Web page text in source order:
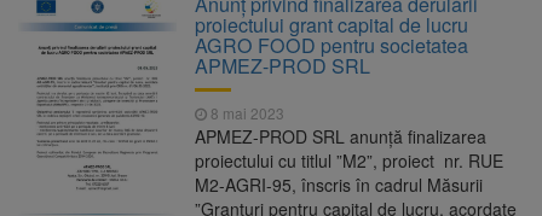
Nivelul Dunării a început să crească
8 august 2026
Asociația Română pentru
Iluminat cere reducerea luminii pe timpul
nopții, nu oprirea iluminatului public
7 august 2026
Trafic blocat pe DN1E Brașov
– Poiana Brașov după un accident. Două
persoane primesc îngrijiri medicale
8 august 2026
Se schimbă examenul de
medic specialist. Subiecte unice în toată țara,
proiectului grant capital de lucru
AGRO FOOD pentru societatea
APMEZ-PROD SRL
8 mai 2023
APMEZ-PROD SRL anunță finalizarea
proiectului cu titlul ”M2”, proiect nr. RUE
M2-AGRI-95, înscris în cadrul Măsurii
”Granturi pentru capital de lucru, acordate